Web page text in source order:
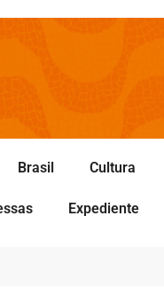
Brasil Cultura
Expediente